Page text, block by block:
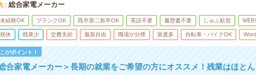
総合家電メーカー
経験OK ブランクOK 既卒第二新卒OK 英語不要 履歴書不要 しゅふ歓迎 WEB
休 残業少 交費支給 服装自由 職場が分煙 派遣多 自転車・バイクOK Word
がポイント！
合家電メーカー＞長期の就業をご希望の方にオススメ！残業はほとん